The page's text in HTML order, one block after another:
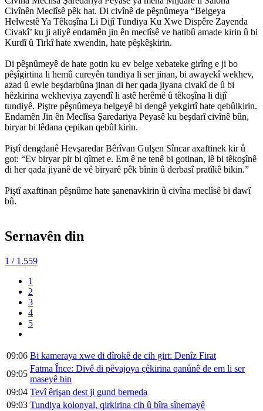
Civînên Meclîsê pêk hat. Di civînê de pêşnûmeya “Belgeya
Helwestê Ya Têkoşîna Li Dijî Tundiya Ku Xwe Dispêre Zayenda
Civakî’ ku ji aliyê endamên jin ên meclîsê ve hatibû amade kirin û bi
Kurdî û Tirkî hate xwendin, hate pêşkêşkirin.
Di pêşnûmeyê de hate gotin ku ev belge xebateke girîng e ji bo
pêşîgirtina li hemû cureyên tundiya li ser jinan, bi awayekî wekhev,
azad û ewle beşdarbûna jinan di her qada jiyana civakî de û bi
hêzkirina wekheviya zayendî li astê herêmê û têkoşîna li dijî
tundiyê. Piştre pêşnûmeya belgeyê bi dengê yekgirtî hate qebûlkirin.
Endamên Jin ên Meclîsa Şaredariya Peyasê ku beşdarî civînê bûn,
biryar bi lêdana çepikan qebûl kirin.
Piştî dengdanê Hevşaredar Bêrîvan Gulşen Sîncar axaftinek kir û
got: “Ev biryar pir bi qîmet e. Em ê ne tenê bi gotinan, lê bi têkoşînê
di her qada jiyanê de vê biryarê pêk bînin û derbasî pratîkê bikin.”
Piştî axaftinan pêşnûme hate şanenavkirin û civîna meclîsê bi dawî
bû.
Sernavên din
1 / 1.559
1
2
3
4
5
09:06 Bi kameraya xwe di dîrokê de cih girt: Denîz Firat
09:05
Fatma Înce: Divê di pêvajoya çêkirina qanûnê de em li ser
maseyê bin
09:04 Tevî êrişan dest ji gund berneda
09:03 Tundiya kolonyal, qirkirina cih û bîra sînemayê